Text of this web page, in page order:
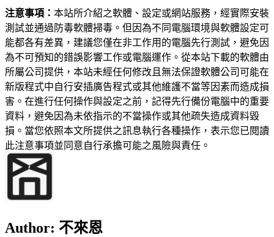
注意事項： 本站所介紹之軟體、設定或網站服務，經實際安裝
測試並通過防毒軟體掃毒。但因為不同電腦環境與軟體設定可
能都各有差異，建議您僅在非工作用的電腦先行測試，避免因
為不可預知的錯誤影響工作或電腦運作。從本站下載的軟體由
所屬公司提供，本站未經任何修改且無法保證軟體公司可能在
新版程式中自行安插廣告程式或其他維護不當等因素而造成損
害。在進行任何操作與設定之前，記得先行備份電腦中的重要
資料，避免因為未依指示的不當操作或其他疏失造成資料毀
損。當您依照本文所提供之訊息執行各種操作，表示您已閱讀
此注意事項並同意自行承擔可能之風險與責任。
Author: 不來恩